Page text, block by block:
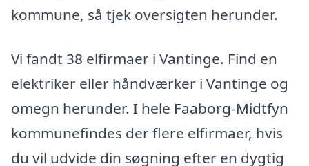
kommune, så tjek oversigten herunder.
Vi fandt 38 elfirmaer i Vantinge. Find en
elektriker eller håndværker i Vantinge og
omegn herunder. I hele Faaborg-Midtfyn
kommunefindes der flere elfirmaer, hvis
du vil udvide din søgning efter en dygtig